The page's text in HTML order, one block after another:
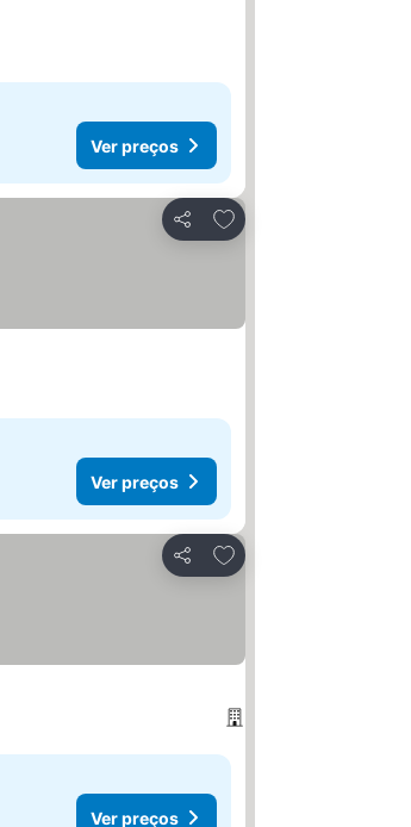
Ver preços
Partilhar
Adicionar aos favoritos
Ver preços
Partilhar
Adicionar aos favoritos
Ver preços